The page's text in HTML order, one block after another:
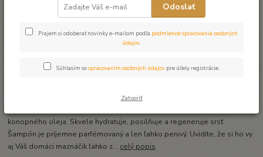
CBD šampón pre zvieratá - kúpanie jedna radosťVeľmi kvalitný šampón
konopného oleja. Skvele hydratuje, posilňuje a regeneruje srsť.
Šampón je príjemne parfémovaný a len ľahko penivý. Uvidíte, že si ho vy
aj Váš domáci maznáčik ľahko z... celý popis
Odoslať
Prajem si odoberať novinky e-mailom podľa podmienok spracovania osobných
údajov.
Súhlasím sospracovaním osobných údajov pre účely registrácie.
Zatvoriť